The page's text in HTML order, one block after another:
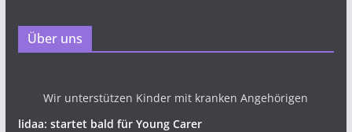
Über uns
Wir unterstützen Kinder mit kranken Angehörigen
lidaa: startet bald für Young Carer